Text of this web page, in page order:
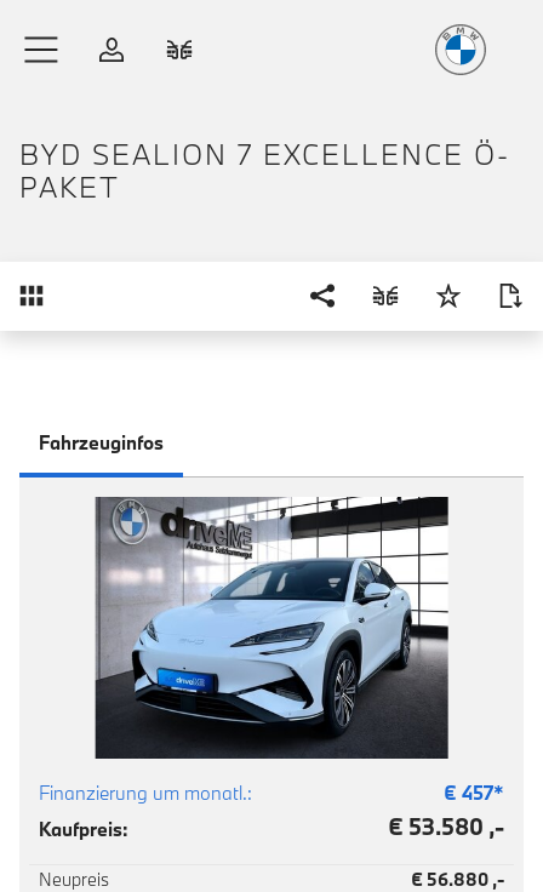
Anmelden
BYD SEALION 7 EXCELLENCE Ö-
PAKET
Fahrzeuginfos
Finanzierung um monatl.: € 457*
Kaufpreis:
€ 53.580 ,-
Neupreis
€ 56.880 ,-